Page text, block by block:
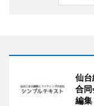
仙台
合
編